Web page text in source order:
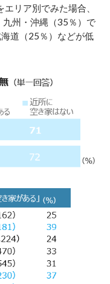
リア別でみた場合、
州・沖縄（35％）で
道（25％）などが低